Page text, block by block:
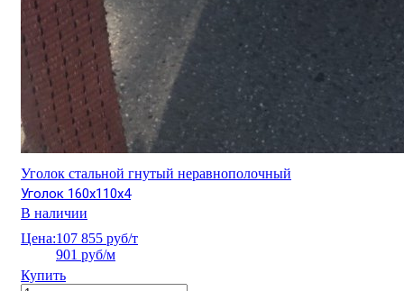
Уголок стальной гнутый неравнополочный
Уголок 160х110х4
В наличии
Цена:107 855 руб/т
901 руб/м
Купить